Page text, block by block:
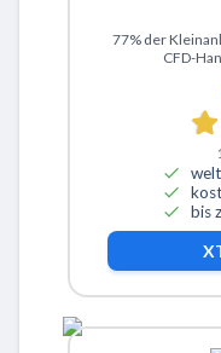
77% der
CFD-
bis